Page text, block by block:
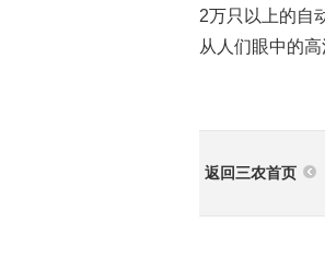
2万只以上的自
从人们眼中的
返回三农首页